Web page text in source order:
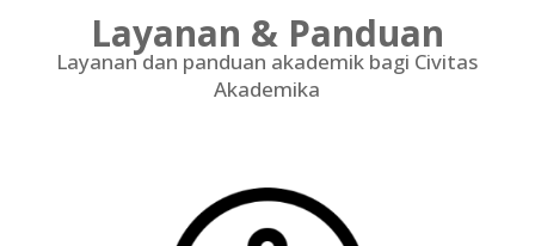
Layanan & Panduan
Layanan dan panduan akademik bagi Civitas
Akademika